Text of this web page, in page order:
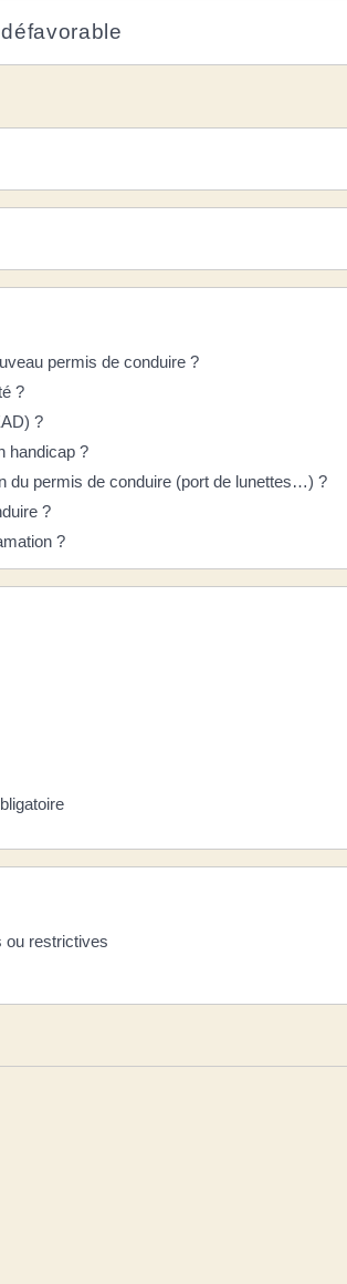
permis de conduire ?
?
?
handicap ?
du permis de conduire (port de lunettes…) ?
?
?
ou restrictives